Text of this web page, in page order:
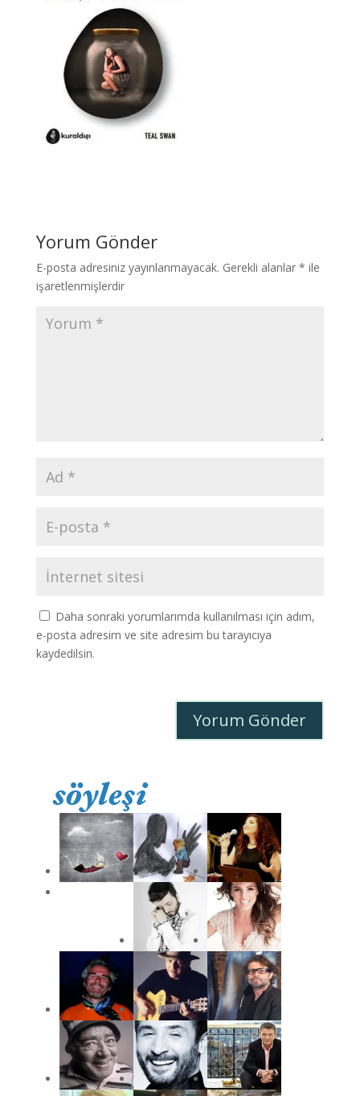
Yorum Gönder
E-posta adresiniz yayınlanmayacak. Gerekli alanlar * ile
işaretlenmişlerdir
Daha sonraki yorumlarımda kullanılması için adım,
e-posta adresim ve site adresim bu tarayıcıya
kaydedilsin.